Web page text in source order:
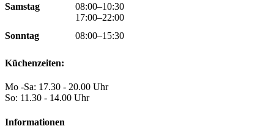
Samstag
08:00–10:30
17:00–22:00
Sonntag
08:00–15:30
Küchenzeiten:
Mo -Sa: 17.30 - 20.00 Uhr
So: 11.30 - 14.00 Uhr
Informationen